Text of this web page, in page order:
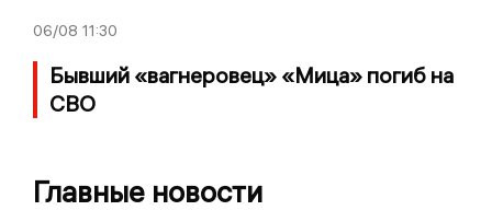
06/08 11:30
Бывший «вагнеровец» «Мица» погиб на
СВО
Главные новости